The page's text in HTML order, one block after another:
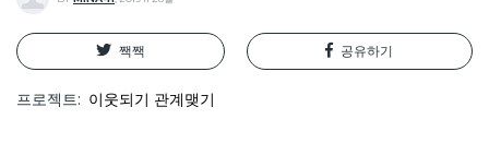
짹짹 공유하기
프로젝트 이웃되기 관계맺기